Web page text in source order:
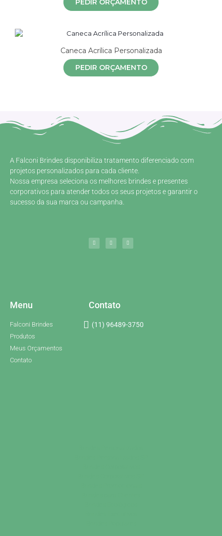
PEDIR ORÇAMENTO
Caneca Acrílica Personalizada
PEDIR ORÇAMENTO
A Falconi Brindes disponibiliza tratamento diferenciado com
projetos personalizados para cada cliente.
Nossa empresa seleciona os melhores brindes e presentes
corporativos para atender todos os seus projetos e garantir o
sucesso da sua marca ou campanha.
Menu
Falconi Brindes
Produtos
Meus Orçamentos
Contato
Contato
(11) 96489-3750